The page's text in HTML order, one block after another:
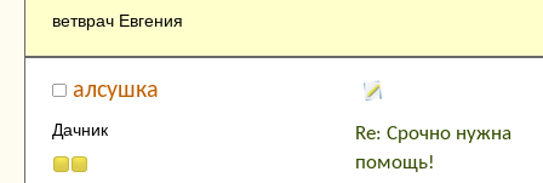
ветврач Евгения
алсушка
Дачник
Re: Срочно нужна
помощь!